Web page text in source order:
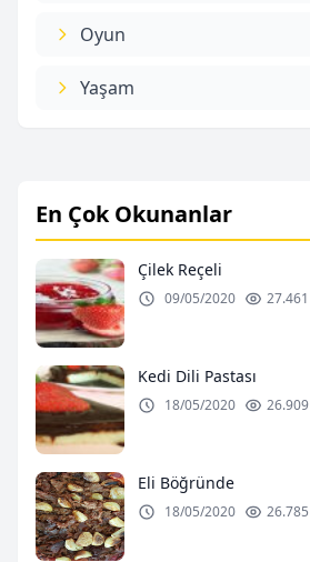
Oyun
Yaşam
En Çok Okunanlar
Çilek Reçeli
09/05/2020 27.461
Kedi Dili Pastası
18/05/2020 26.909
Eli Böğründe
18/05/2020 26.785